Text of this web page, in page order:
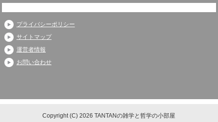
プライバシーポリシー
サイトマップ
運営者情報
お問い合わせ
Copyright (C) 2026 TANTANの雑学と哲学の小部屋